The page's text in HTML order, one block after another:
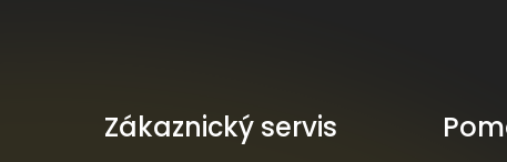
Zákaznický servis